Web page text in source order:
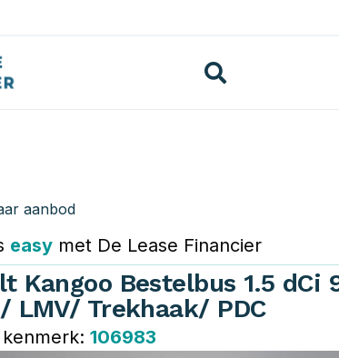
aanbod
easy met De Lease Financier
Kangoo Bestelbus 1.5
LMV/ Trekhaak/ PDC
106983